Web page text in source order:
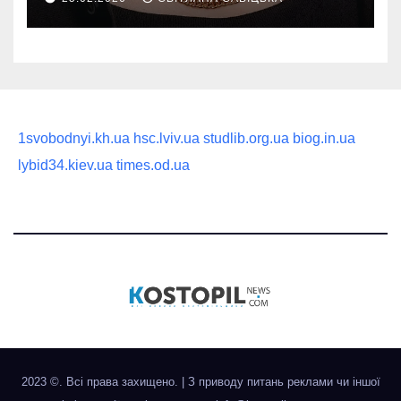
статусного украшения
1svobodnyi.kh.ua hsc.lviv.ua studlib.org.ua biog.in.ua
lybid34.kiev.ua times.od.ua
2023 ©. Всі права захищено.
З приводу питань реклами чи іншої